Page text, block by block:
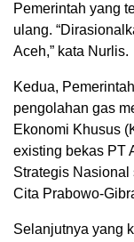
Pemerintah yang
ulang.
Aceh,” kata Nurlis.
Kedua,
pengolahan gas
Ekonomi Khusus
existing bekas PT
Strategis Nasional
Cita Prabowo-
Selanjutnya yang